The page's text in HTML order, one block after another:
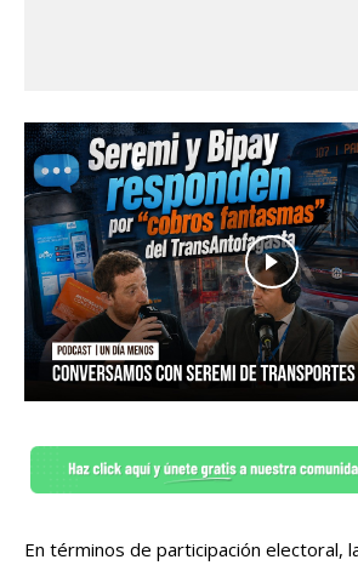
En términos de participación electoral,